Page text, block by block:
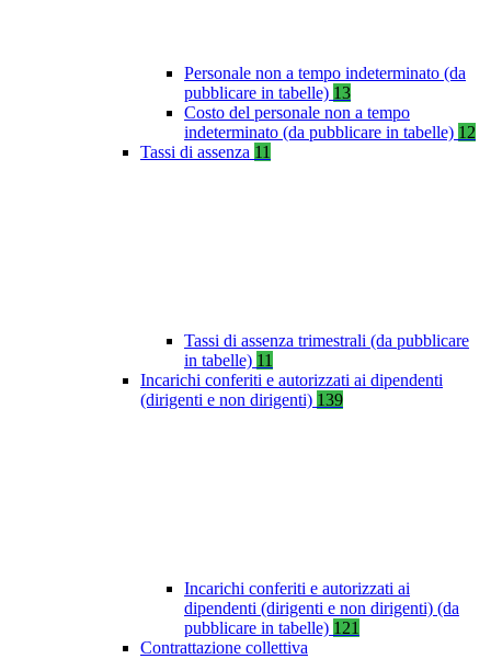
Personale non a tempo indeterminato (da
pubblicare in tabelle) 13
Costo del personale non a tempo
indeterminato (da pubblicare in tabelle) 12
Tassi di assenza 11
Tassi di assenza trimestrali (da pubblicare
in tabelle) 11
Incarichi conferiti e autorizzati ai dipendenti
(dirigenti e non dirigenti) 139
Incarichi conferiti e autorizzati ai
dipendenti (dirigenti e non dirigenti) (da
pubblicare in tabelle) 121
Contrattazione collettiva